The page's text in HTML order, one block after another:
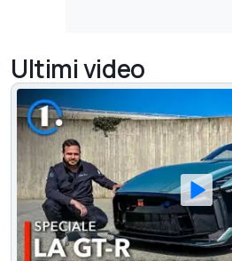
Ultimi video